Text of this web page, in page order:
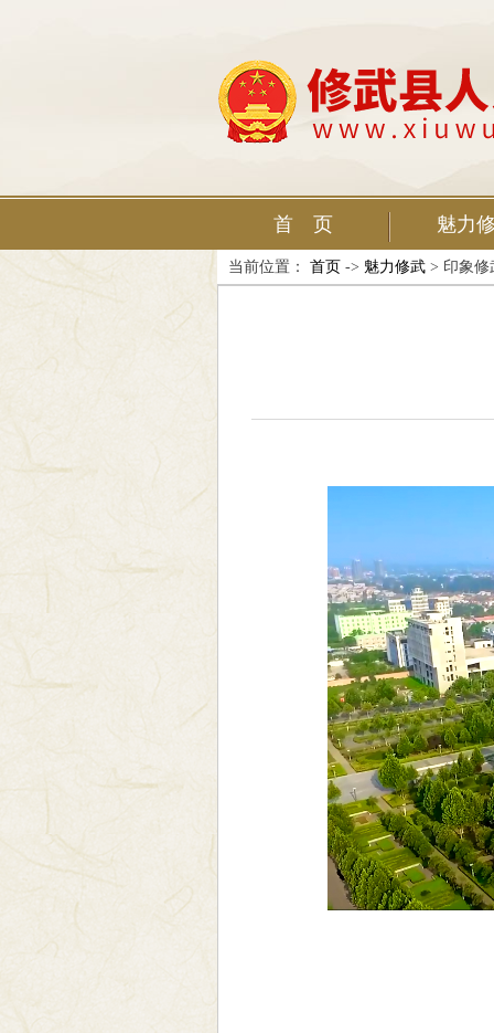
首 页 魅力
当前位置： 首页 -> 魅力修武> 印象修